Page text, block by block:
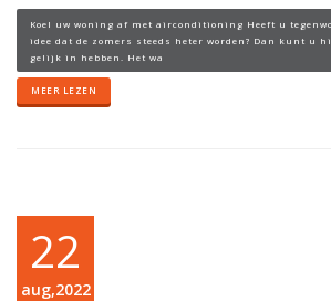
Koel uw woning af met airconditioning Heeft u
idee dat de zomers steeds heter worden? Dan kunt u
gelijk in hebben. Het wa
MEER LEZEN
22
aug,2022